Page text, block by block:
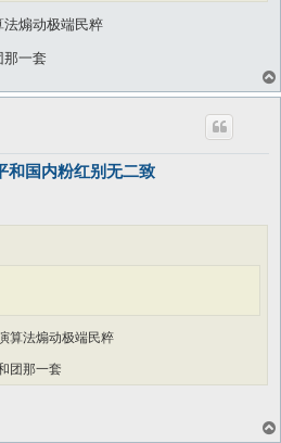
煽动极端民粹
那一套
和国内粉红别无二致
算法煽动极端民粹
团那一套